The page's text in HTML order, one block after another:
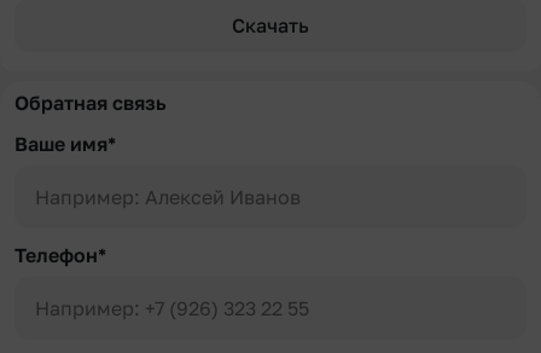
Скачать
Обратная связь
Ваше имя*
Телефон*